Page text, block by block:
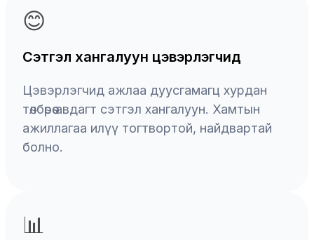
😊
Сэтгэл хангалуун цэвэрлэгчид
Цэвэрлэгчид ажлаа дуусгамагц хурдан
төлбөрөө авдагт сэтгэл хангалуун. Хамтын
ажиллагаа илүү тогтвортой, найдвартай
болно.
📊